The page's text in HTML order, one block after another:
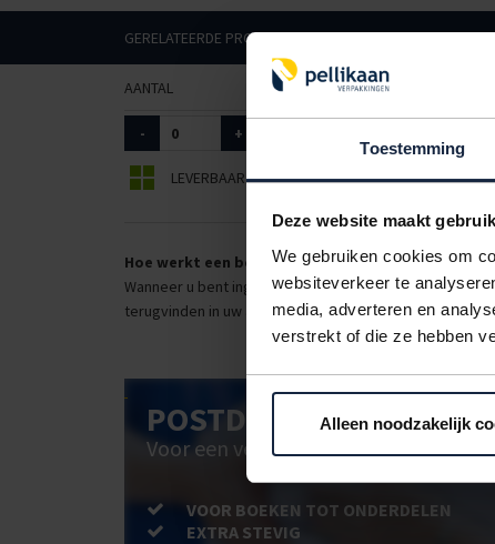
Toestemming
Deze website maakt
We gebruiken cookies om
websiteverkeer te
media, adverteren en
verstrekt of die ze hebben
Alleen noodzakelijk
GERELATEERDE PRODUCTEN
AANTAL ART. NR.
- +
LEVERBAAR BEPERKT LEVERBAAR
Hoe werkt een bestellijst?
Wanneer u bent ingelogd, kunt u een eigen bestellijst
terugvinden in uw account. Dat pakt altijd goed uit
POSTDOOS
Voor een veilige verzending
VOOR BOEKEN TOT ONDERDELEN
EXTRA STEVIG